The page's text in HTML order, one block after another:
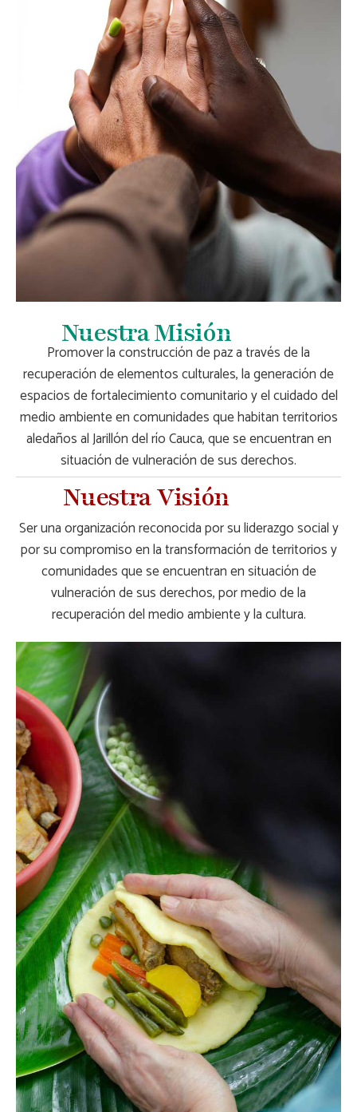
Nuestra Misión
Promover la construcción de paz a través de la
recuperación de elementos culturales, la generación de
espacios de fortalecimiento comunitario y el cuidado del
medio ambiente en comunidades que habitan territorios
aledaños al Jarillón del río Cauca, que se encuentran en
situación de vulneración de sus derechos.
Nuestra Visión
Ser una organización reconocida por su liderazgo social y
por su compromiso en la transformación de territorios y
comunidades que se encuentran en situación de
vulneración de sus derechos, por medio de la
recuperación del medio ambiente y la cultura.